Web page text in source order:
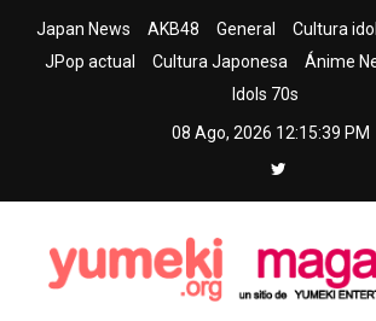
Japan News AKB48 General Cultura idol
JPop actual
Cultura Japonesa Ánime
Idols 70s
08 Ago, 2026 12:15:40 PM